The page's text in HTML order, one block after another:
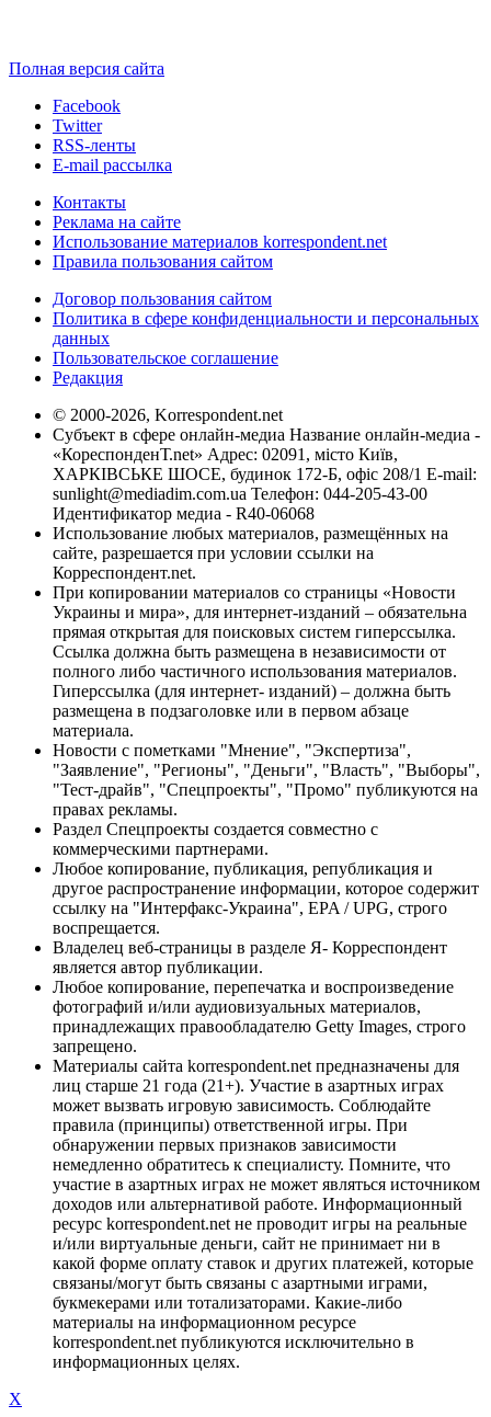
Полная версия сайта
Facebook
Twitter
RSS-ленты
E-mail рассылка
Контакты
Реклама на сайте
Использование материалов korrespondent.net
Правила пользования сайтом
Договор пользования сайтом
Политика в сфере конфиденциальности и персональных
данных
Пользовательское соглашение
Редакция
© 2000-2026, Korrespondent.net
Субъект в сфере онлайн-медиа Название онлайн-медиа -
«КореспонденТ.net» Адрес: 02091, місто Київ,
ХАРКІВСЬКЕ ШОСЕ, будинок 172-Б, офіс 208/1 E-mail:
sunlight@mediadim.com.ua Телефон: 044-205-43-00
Идентификатор медиа - R40-06068
Использование любых материалов, размещённых на
сайте, разрешается при условии ссылки на
Корреспондент.net.
При копировании материалов со страницы «Новости
Украины и мира», для интернет-изданий – обязательна
прямая открытая для поисковых систем гиперссылка.
Ссылка должна быть размещена в независимости от
полного либо частичного использования материалов.
Гиперссылка (для интернет- изданий) – должна быть
размещена в подзаголовке или в первом абзаце
материала.
Новости с пометками "Мнение", "Экспертиза",
"Заявление", "Регионы", "Деньги", "Власть", "Выборы",
"Тест-драйв", "Спецпроекты", "Промо" публикуются на
правах рекламы.
Раздел Спецпроекты создается совместно с
коммерческими партнерами.
Любое копирование, публикация, републикация и
другое распространение информации, которое содержит
ссылку на "Интерфакс-Украина", EPA / UPG, строго
воспрещается.
Владелец веб-страницы в разделе Я- Корреспондент
является автор публикации.
Любое копирование, перепечатка и воспроизведение
фотографий и/или аудиовизуальных материалов,
принадлежащих правообладателю Getty Images, строго
запрещено.
Материалы сайта korrespondent.net предназначены для
лиц старше 21 года (21+). Участие в азартных играх
может вызвать игровую зависимость. Соблюдайте
правила (принципы) ответственной игры. При
обнаружении первых признаков зависимости
немедленно обратитесь к специалисту. Помните, что
участие в азартных играх не может являться источником
доходов или альтернативой работе. Информационный
ресурс korrespondent.net не проводит игры на реальные
и/или виртуальные деньги, сайт не принимает ни в
какой форме оплату ставок и других платежей, которые
связаны/могут быть связаны с азартными играми,
букмекерами или тотализаторами. Какие-либо
материалы на информационном ресурсе
korrespondent.net публикуются исключительно в
информационных целях.
X